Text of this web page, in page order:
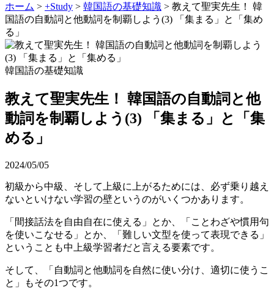
ホーム > +Study > 韓国語の基礎知識 > 教えて聖実先生！ 韓
国語の自動詞と他動詞を制覇しよう(3) 「集まる」と「集め
る」
韓国語の基礎知識
教えて聖実先生！ 韓国語の自動詞と他
動詞を制覇しよう(3) 「集まる」と「集
める」
2024/05/05
初級から中級、そして上級に上がるためには、必ず乗り越え
ないといけない学習の壁というのがいくつかあります。
「間接話法を自由自在に使える」とか、「ことわざや慣用句
を使いこなせる」とか、「難しい文型を使って表現できる」
ということも中上級学習者だと言える要素です。
そして、
「自動詞と他動詞を自然に使い分け、適切に使うこ
と」
もその1つです。